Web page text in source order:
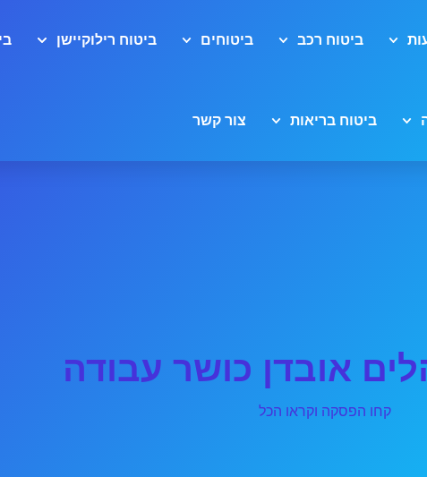
ביטוח רכב ביטוחים ביטוח רילוקיישן
ביטוח בריאות צור קשר
אובדן כושר עבודה
קחו הפסקה וקראו הכל